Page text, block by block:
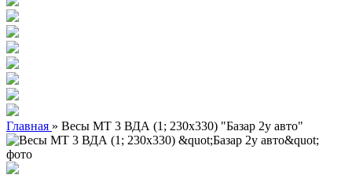
Главная » Весы МТ 3 ВДА (1; 230х330) "Базар 2у авто"